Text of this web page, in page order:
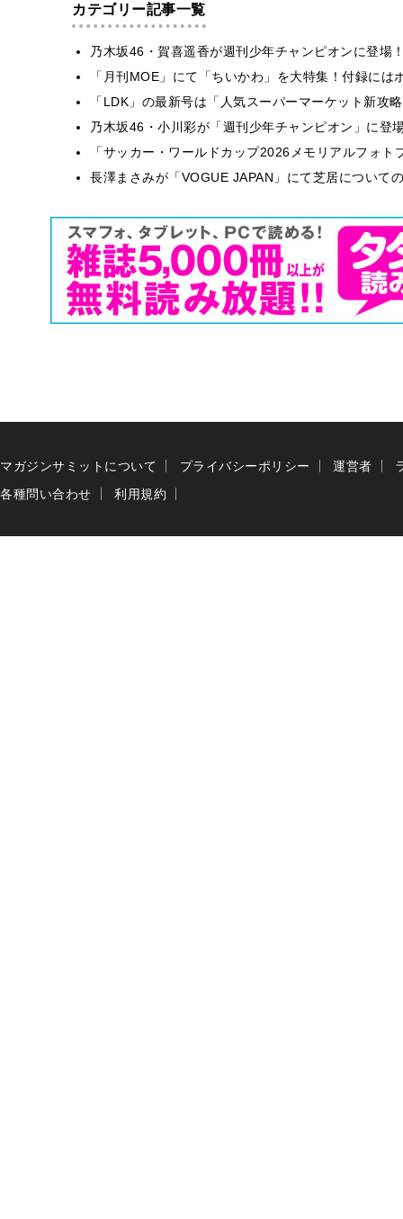
カテゴリー記事一覧
乃木坂46・賀喜遥香が週刊少年チャンピオンに登
「月刊MOE」にて「ちいかわ」を大特集！付録に
「LDK」の最新号は「人気スーパーマーケット新
乃木坂46・小川彩が「週刊少年チャンピオン」に
「サッカー・ワールドカップ2026メモリアルフォ
長澤まさみが「VOGUE JAPAN」にて芝居について
マガジンサミットについて プライバシーポリシー 運営者
各種問い合わせ
利用規約